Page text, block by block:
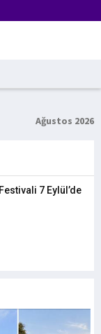
Ağustos 2026
7 Eylül’de